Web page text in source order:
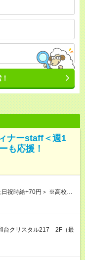
ナーstaff＜週1
も応援！
す。 ※最大12ヶ月の間
台クリスタル217 2F（最